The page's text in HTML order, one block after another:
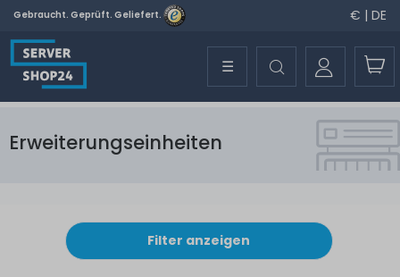
Gebraucht. Geprüft. Geliefert. € | DE
☰
Erweiterungseinheiten
Filter anzeigen